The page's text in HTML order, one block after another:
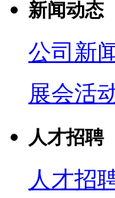
新闻动态
公司新
展会活
人才招聘
人才招